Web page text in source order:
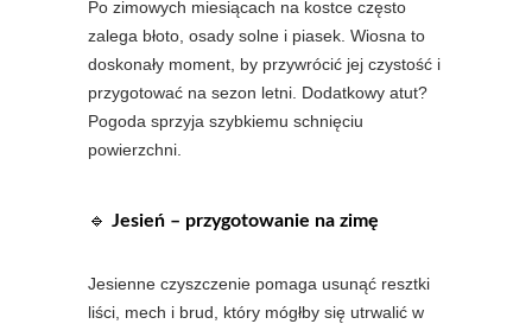
Po zimowych miesiącach na kostce często
zalega błoto, osady solne i piasek. Wiosna to
doskonały moment, by przywrócić jej czystość i
przygotować na sezon letni. Dodatkowy atut?
Pogoda sprzyja szybkiemu schnięciu
powierzchni.
🔹 Jesień – przygotowanie na zimę
Jesienne czyszczenie pomaga usunąć resztki
liści, mech i brud, który mógłby się utrwalić w